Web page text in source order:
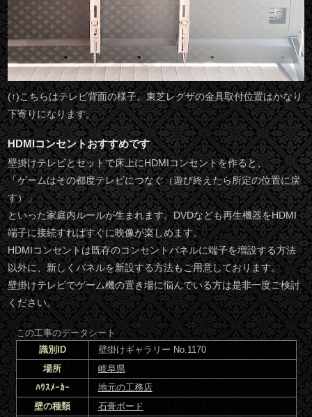
(↑)こちらはテレビ背面の様子。東芝レグザの金具取付位置はかなり
下寄りになります。
HDMIコンセントおすすめです
壁掛けテレビとセットで床上にHDMIコンセントを作ると、
「ゲームはその都度テレビにつなぐ（遊び終えたら所定の位置に戻
す）」
といった家庭内ルールが生まれます。DVDなども再生機器をHDMI
端子に接続すればすぐに映像が楽しめます。
HDMIコンセントは既存のコンセントパネルに端子を増設する方法
以外に、新しくパネルを新設する方法もご用意しております。
壁掛けテレビでゲーム機の置き場に悩んでいる方は是非一度ご検討
ください。
この工事のデータシート
識別ID
壁掛けギャラリー No.1170
場所
岐阜県
ﾊｳｽﾒｰｶｰ
地元の工務店
壁の種類
石膏ボード